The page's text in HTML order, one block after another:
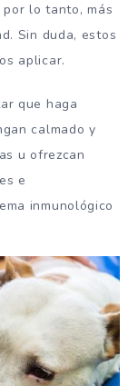
por lo tanto, más
Sin duda, estos
aplicar.
que haga
calmado y
u ofrezcan
e
inmunológico